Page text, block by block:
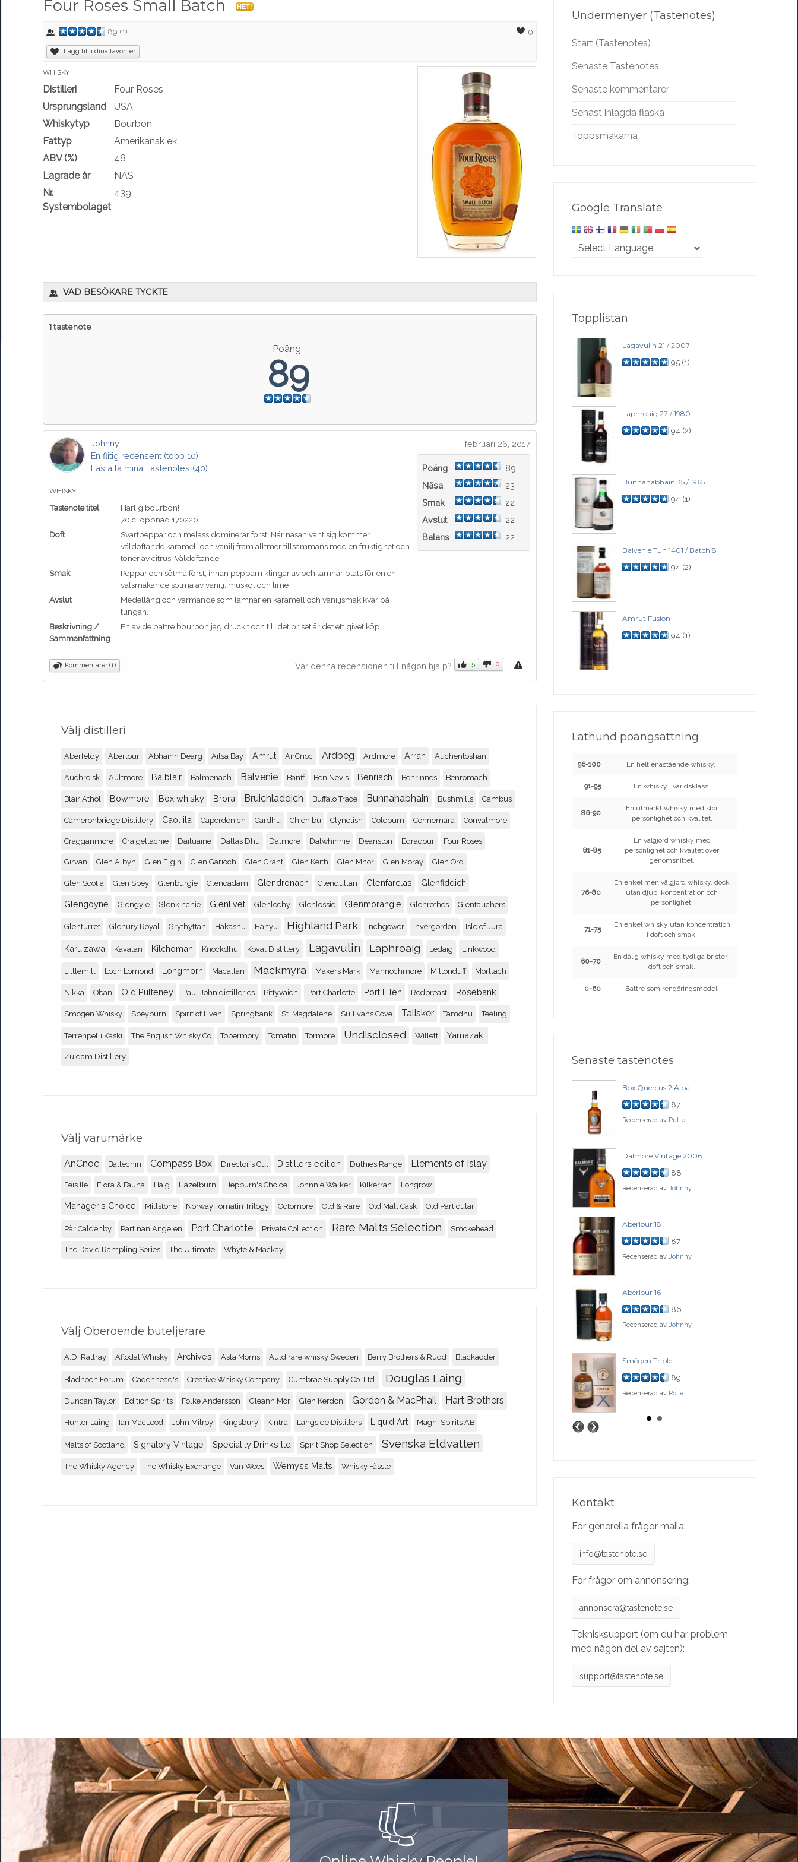
Four Roses Small Batch HET!
89 (1) 0
Lägg till i dina favoriter
WHISKY
Distilleri
Four Roses
Ursprungsland
USA
Whiskytyp
Bourbon
Fattyp
Amerikansk ek
ABV (%)
46
Lagrade år
NAS
Nr.
Systembolaget
439
VAD BESÖKARE TYCKTE
1 tastenote
Poäng
89
februari 26, 2017
Johnny
En flitig recensent (topp 10)
Läs alla mina Tastenotes (40)
Poäng
89
Näsa
23
Smak
22
Avslut
22
Balans
22
WHISKY
Tastenote titel
Härlig bourbon!
70 cl öppnad 170220
Doft
Svartpeppar och melass dominerar först. När näsan vant sig kommer
väldoftande karamell och vanilj fram alltmer tillsammans med en fruktighet och
toner av citrus. Väldoftande!
Smak
Peppar och sötma först, innan pepparn klingar av och lämnar plats för en en
välsmakande sötma av vanilj, muskot och lime
Avslut
Medellång och värmande som lämnar en karamell och vaniljsmak kvar på
tungan.
Beskrivning /
Sammanfattning
En av de bättre bourbon jag druckit och till det priset är det ett givet köp!
Kommentarer (1) Var denna recensionen till någon hjälp? 5 0
Välj distilleri
Aberfeldy Aberlour Abhainn Dearg Ailsa Bay Amrut AnCnoc Ardbeg Ardmore Arran Auchentoshan
Auchroisk Aultmore Balblair Balmenach Balvenie Banff Ben Nevis Benriach Benrinnes Benromach
Blair Athol Bowmore Box whisky Brora Bruichladdich Buffalo Trace Bunnahabhain Bushmills Cambus
Cameronbridge Distillery Caol ila Caperdonich Cardhu Chichibu Clynelish Coleburn Connemara Convalmore
Cragganmore Craigellachie Dailuaine Dallas Dhu Dalmore Dalwhinnie Deanston Edradour Four Roses
Girvan Glen Albyn Glen Elgin Glen Garioch Glen Grant Glen Keith Glen Mhor Glen Moray Glen Ord
Glen Scotia Glen Spey Glenburgie Glencadam Glendronach Glendullan Glenfarclas Glenfiddich
Glengoyne Glengyle Glenkinchie Glenlivet Glenlochy Glenlossie Glenmorangie Glenrothes Glentauchers
Glenturret Glenury Royal Grythyttan Hakashu Hanyu Highland Park Inchgower Invergordon Isle of Jura
Karuizawa Kavalan Kilchoman Knockdhu Koval Distillery Lagavulin Laphroaig Ledaig Linkwood
Littlemill Loch Lomond Longmorn Macallan Mackmyra Makers Mark Mannochmore Miltonduff Mortlach
Nikka Oban Old Pulteney Paul John distilleries Pittyvaich Port Charlotte Port Ellen Redbreast Rosebank
Smögen Whisky Speyburn Spirit of Hven Springbank St. Magdalene Sullivans Cove Talisker Tamdhu Teeling
Terrenpelli Kaski The English Whisky Co Tobermory Tomatin Tormore Undisclosed Willett Yamazaki
Zuidam Distillery
Välj varumärke
AnCnoc Ballechin Compass Box Director´s Cut Distillers edition Duthies Range Elements of Islay
Feis Ile Flora & Fauna Haig Hazelburn Hepburn's Choice Johnnie Walker Kilkerran Longrow
Manager's Choice Millstone Norway Tomatin Trilogy Octomore Old & Rare Old Malt Cask Old Particular
Pär Caldenby Part nan Angelen Port Charlotte Private Collection Rare Malts Selection Smokehead
The David Rampling Series The Ultimate Whyte & Mackay
Välj Oberoende buteljerare
A.D. Rattray Aflodal Whisky Archives Asta Morris Auld rare whisky Sweden Berry Brothers & Rudd Blackadder
Bladnoch Forum Cadenhead's Creative Whisky Company Cumbrae Supply Co. Ltd. Douglas Laing
Duncan Taylor Edition Spirits Folke Andersson Gleann Mór Glen Kerdon Gordon & MacPhail Hart Brothers
Hunter Laing Ian MacLeod John Milroy Kingsbury Kintra Langside Distillers Liquid Art Magni Spirits AB
Malts of Scotland Signatory Vintage Speciality Drinks ltd Spirit Shop Selection Svenska Eldvatten
The Whisky Agency The Whisky Exchange Van Wees Wemyss Malts Whisky Fässle
Undermenyer (Tastenotes)
Start (Tastenotes)
Senaste Tastenotes
Senaste kommentarer
Senast inlagda flaska
Toppsmakarna
Google Translate
Topplistan
Lagavulin 21 / 2007
95 (1)
Laphroaig 27 / 1980
94 (2)
Bunnahabhain 35 / 1965
94 (1)
Balvenie Tun 1401 / Batch 8
94 (2)
Amrut Fusion
94 (1)
Lathund poängsättning
96-100 En helt enastående whisky.
91-95 En whisky i världsklass.
86-90
En utmärkt whisky med stor
personlighet och kvalitet.
81-85
En välgjord whisky med
personlighet och kvalitet över
genomsnittet.
76-80
En enkel men välgjord whisky, dock
utan djup, koncentration och
personlighet.
71-75
En enkel whisky utan koncentration
i doft och smak.
60-70
En dålig whisky med tydliga brister i
doft och smak.
0-60 Bättre som rengöringsmedel.
Senaste tastenotes
Convalmore 28yo / 1977
Balblair 1990 2nd release
Box Quercus 2 Alba
87
Recenserad av Putte
Dalmore Vintage 2006
88
Recenserad av Johnny
Aberlour 18
87
Recenserad av Johnny
Aberlour 16
86
Recenserad av Johnny
Smögen Triple
89
Recenserad av Rolle
Kontakt
För generella frågor maila:
info@tastenote.se
För frågor om annonsering:
annonsera@tastenote.se
Teknisksupport (om du har problem
med någon del av sajten):
support@tastenote.se